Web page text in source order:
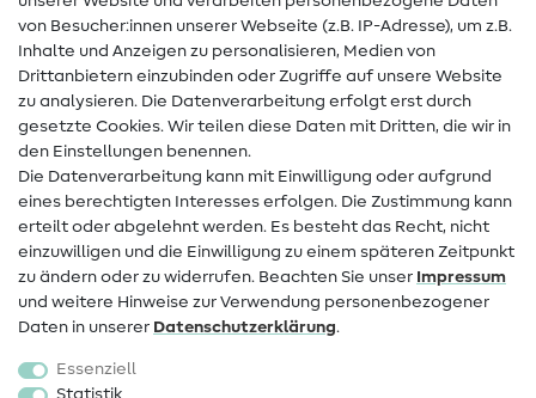
Hilfe & Kontakt
Kontakt
Infos zum Betreiberwechsel
Widerrufsrecht
Beliebt
Stoffe
Sale
von Besucher:innen unserer Webseite (z.B. IP-Adresse), um z.B.
Inhalte und Anzeigen zu personalisieren, Medien von
Drittanbietern einzubinden oder Zugriffe auf unsere Website
zu analysieren. Die Datenverarbeitung erfolgt erst durch
gesetzte Cookies. Wir teilen diese Daten mit Dritten, die wir in
den Einstellungen benennen.
Die Datenverarbeitung kann mit Einwilligung oder aufgrund
eines berechtigten Interesses erfolgen. Die Zustimmung kann
erteilt oder abgelehnt werden. Es besteht das Recht, nicht
einzuwilligen und die Einwilligung zu einem späteren Zeitpunkt
zu ändern oder zu widerrufen. Beachten Sie unser Impressum
und weitere Hinweise zur Verwendung personenbezogener
Daten in unserer Daten­schutz­erklärung.
Essenziell
Statistik